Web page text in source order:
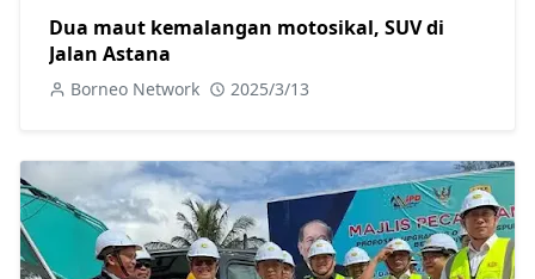
Dua maut kemalangan motosikal, SUV di
Jalan Astana
Borneo Network 2025/3/13